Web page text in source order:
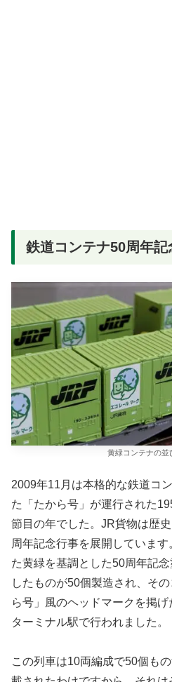
鉄道コンテナ50周年記
黄緑コンテナの並
2009年11月は本格的な鉄道コ
た「たから号」が運行された
節目の年でした。JR貨物は歴
周年記念行事を展開していま
た黄緑を基調とした50周年記
したものが50個製造され、そ
ら号」風のヘッドマークを掲
ターミナル駅で行われました。
この列車は10両編成で50個も